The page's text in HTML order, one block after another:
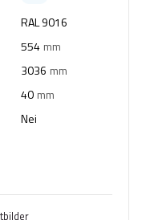
RAL 9016
554 mm
3036 mm
40 mm
Nei